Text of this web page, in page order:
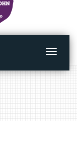
Toggle